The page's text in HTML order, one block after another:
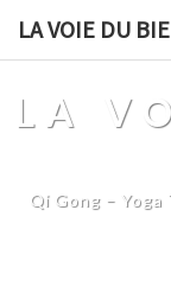
LA VOIE DU
LA
Qi Gong –